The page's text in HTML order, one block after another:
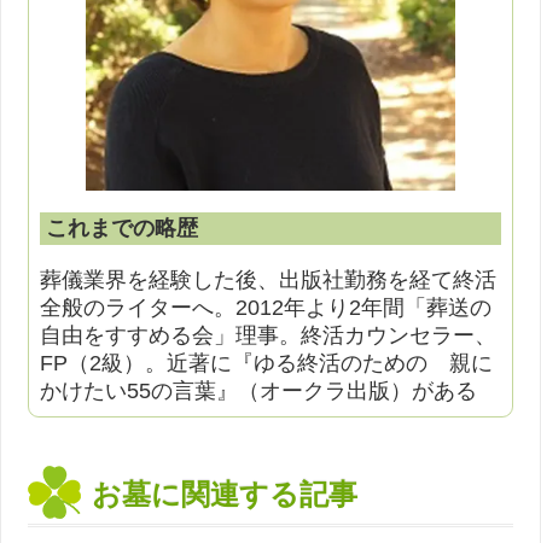
これまでの略歴
葬儀業界を経験した後、出版社勤務を経て終活
全般のライターへ。2012年より2年間「葬送の
自由をすすめる会」理事。終活カウンセラー、
FP（2級）。近著に『ゆる終活のための 親に
かけたい55の言葉』（オークラ出版）がある
お墓に関連する記事